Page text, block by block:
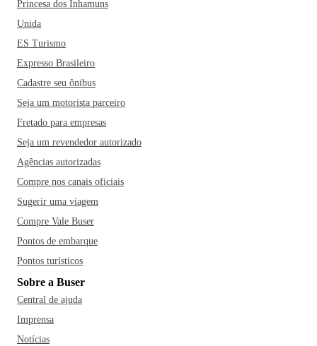
Princesa dos Inhamuns
Unida
ES Turismo
Expresso Brasileiro
Cadastre seu ônibus
Seja um motorista parceiro
Fretado para empresas
Seja um revendedor autorizado
Agências autorizadas
Compre nos canais oficiais
Sugerir uma viagem
Compre Vale Buser
Pontos de embarque
Pontos turísticos
Sobre a Buser
Central de ajuda
Imprensa
Notícias